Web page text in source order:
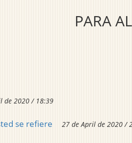
PARA
de 2020 / 18:39
se refiere
27 de April de 2020 /